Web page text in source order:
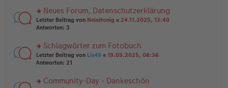
ei
tr
a
es
e
n
er
ei
tr
a
n
g
el
e
n
er
tr
rs
te
n
g
el
e
Neues Forum, Datenschutzerklärung
Letzter Beitrag von NeleHonig « 24.11.2025, 13:40
Antworten: 3
rs
te
n
Schlagwörter zum Fotobuch
Letzter Beitrag von Lis49 « 19.05.2025, 08:36
Antworten: 21
Community-Day - Dankeschön